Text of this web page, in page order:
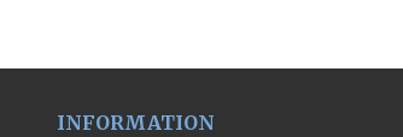
INFORMATION